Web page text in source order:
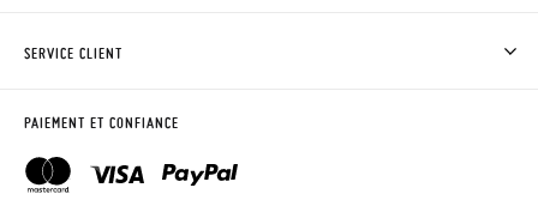
CLUB PISAMONAS
BLOG & NEWS
AVIS LÉGAL, CONFIDENCIALITÉ ET COOKIES
SERVICE CLIENT
DEMANDER RETOUR
CONTACT
HORAIRES
PAIEMENT ET CONFIANCE